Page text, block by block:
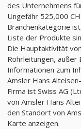
des Unternehmens
Ungefähr 525,000
Branchenkategorie
Liste der Produkte
Die Hauptaktivität
Rohrleitungen, außer
Informationen zum
Amsler Hans
Firma ist Swiss AG
von Amsler Hans
den Standort von
Karte anzeigen.